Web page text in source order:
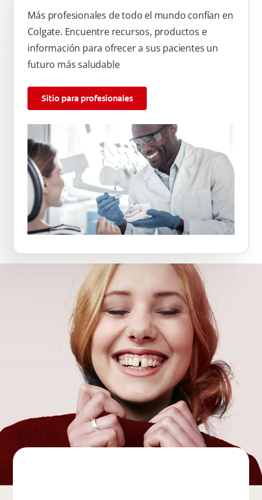
Más profesionales de todo el mundo confían en
Colgate. Encuentre recursos, productos e
información para ofrecer a sus pacientes un
futuro más saludable
Sitio para profesionales